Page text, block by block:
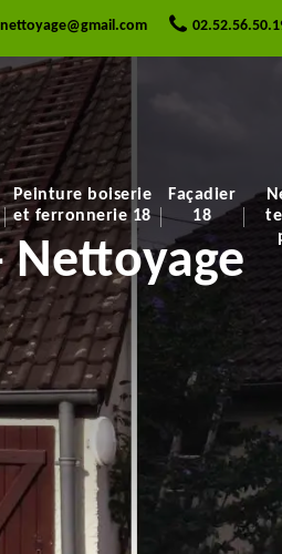
Peinture boiserie
et ferronnerie 18
Façadier
18
Nettoyage